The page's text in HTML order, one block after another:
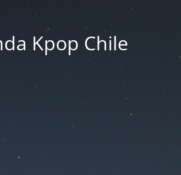
Kpop Chile